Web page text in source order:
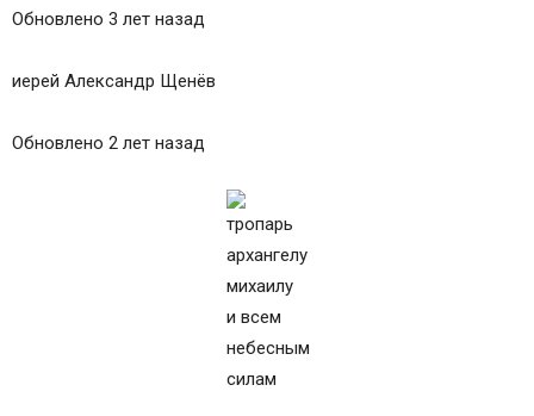
Обновлено 3 лет назад
иерей Александр Щенёв
Обновлено 2 лет назад